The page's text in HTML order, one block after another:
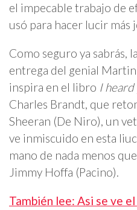
el impecable trabajo de
usó para hacer lucir más
Como seguro ya sabrás,
entrega del genial
inspira en el libro I heard
Charles Brandt, que
Sheeran (De Niro), un
ve inmiscuido en esta
mano de nada menos
Jimmy Hoffa (Pacino).
También lee: Asi se ve